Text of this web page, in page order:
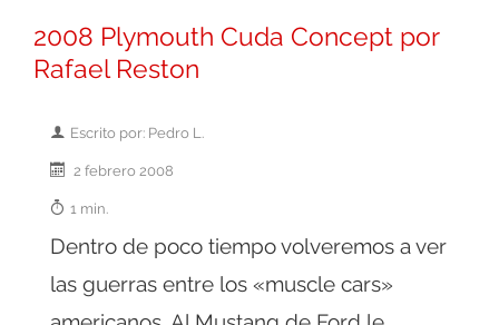
2008 Plymouth Cuda Concept por
Rafael Reston
Escrito por: Pedro L.
2 febrero 2008
1 min.
Dentro de poco tiempo volveremos a ver
las guerras entre los «muscle cars»